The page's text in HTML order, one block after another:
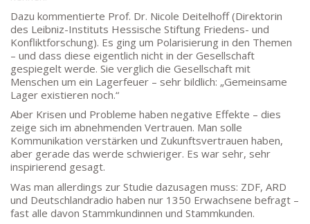
Dazu kommentierte Prof. Dr. Nicole Deitelhoff (Direktorin
des Leibniz-Instituts Hessische Stiftung Friedens- und
Konfliktforschung). Es ging um Polarisierung in den Themen
– und dass diese eigentlich nicht in der Gesellschaft
gespiegelt werde. Sie verglich die Gesellschaft mit
Menschen um ein Lagerfeuer – sehr bildlich: „Gemeinsame
Lager existieren noch.“
Aber Krisen und Probleme haben negative Effekte – dies
zeige sich im abnehmenden Vertrauen. Man solle
Kommunikation verstärken und Zukunftsvertrauen haben,
aber gerade das werde schwieriger. Es war sehr, sehr
inspirierend gesagt.
Was man allerdings zur Studie dazusagen muss: ZDF, ARD
und Deutschlandradio haben nur 1350 Erwachsene befragt –
fast alle davon Stammkundinnen und Stammkunden.
Goethe-Gymnasium
Friedrich-Ebert-Anlage 22
60325 Frankfurt am Main
IMPRESSUM →
DATENSCHUTZ →
SEKRETARIAT
Silke Neugebauer, Jonas Lehmann